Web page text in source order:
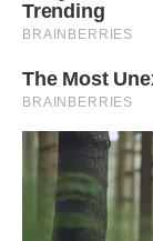
Крім того,
будинків до
Також з
об’єктам
(діятиме до
присвоєння
забудовника: